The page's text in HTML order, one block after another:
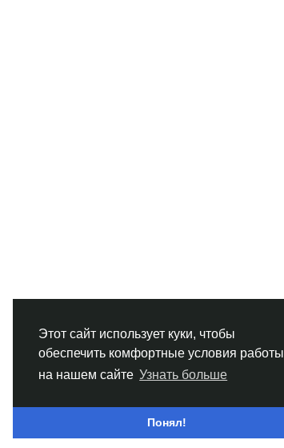
Этот сайт использует куки, чтобы
обеспечить комфортные условия работы
на нашем сайте Узнать больше
Понял!